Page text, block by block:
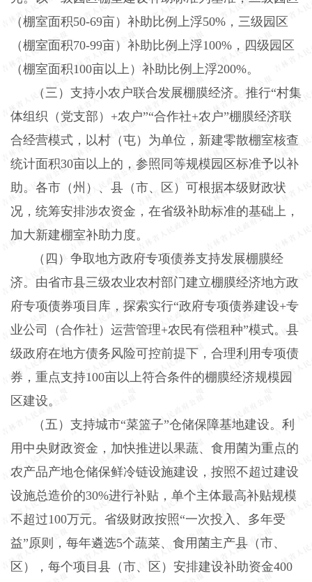
（棚室面积50-69亩）补助比例上浮50%，三级园区
（棚室面积70-99亩）补助比例上浮100%，四级园区
（棚室面积100亩以上）补助比例上浮200%。
（三）支持小农户联合发展棚膜经济。推行“村集
体组织（党支部）+农户”“合作社+农户”棚膜经济联
合经营模式，以村（屯）为单位，新建零散棚室核查
统计面积30亩以上的，参照同等规模园区标准予以补
助。各市（州）、县（市、区）可根据本级财政状
况，统筹安排涉农资金，在省级补助标准的基础上，
加大新建棚室补助力度。
（四）争取地方政府专项债券支持发展棚膜经
济。由省市县三级农业农村部门建立棚膜经济地方政
府专项债券项目库，探索实行“政府专项债券建设+专
业公司（合作社）运营管理+农民有偿租种”模式。县
级政府在地方债务风险可控前提下，合理利用专项债
券，重点支持100亩以上符合条件的棚膜经济规模园
区建设。
（五）支持城市“菜篮子”仓储保障基地建设。利
用中央财政资金，加快推进以果蔬、食用菌为重点的
农产品产地仓储保鲜冷链设施建设，按照不超过建设
设施总造价的30%进行补贴，单个主体最高补贴规模
不超过100万元。省级财政按照“一次投入、多年受
益”原则，每年遴选5个蔬菜、食用菌主产县（市、
区），每个项目县（市、区）安排建设补助资金400